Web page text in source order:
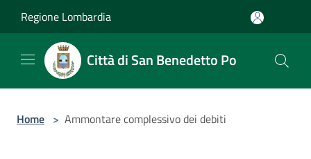
Regione Lombardia
Città di San Benedetto Po
Home > Ammontare complessivo dei debiti